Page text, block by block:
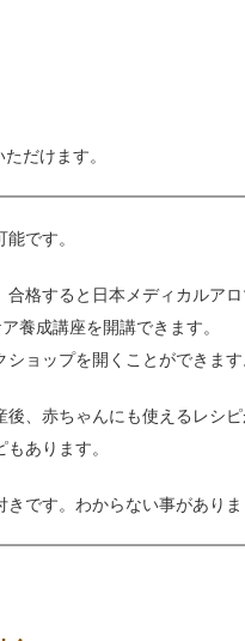
だけます。
です。
格すると日本メディカルア
養成講座を開講できます。
ョップを開くことができます
、赤ちゃんにも使えるレシピ
あります。
です。わからない事があり